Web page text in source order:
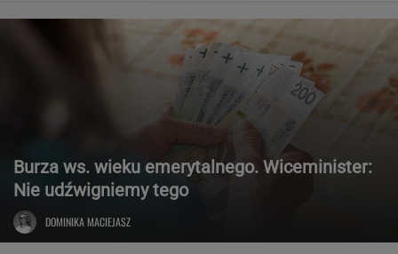
Burza ws. wieku emerytalnego. Wiceminister:
Nie udźwigniemy tego
DOMINIKA MACIEJASZ